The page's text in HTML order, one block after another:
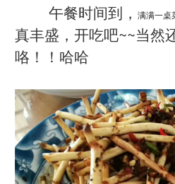
午餐时间到， 满满一桌
真丰盛，开吃吧~~当然
咯！！哈哈